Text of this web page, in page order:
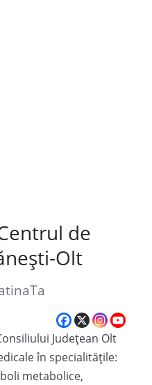
de
Olt
Județean Olt
în specialitățile:
metabolice,